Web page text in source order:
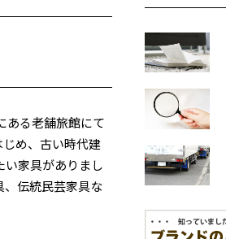
ある老舗旅館にて
め、古い時代建
い家具がありまし
、伝統民芸家具な